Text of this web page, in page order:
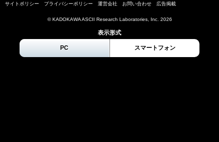
サイトポリシー プライバシーポリシー 運営会社 お問い合わせ 広告掲載
© KADOKAWA ASCII Research Laboratories, Inc. 2026
表示形式
PC スマートフォン